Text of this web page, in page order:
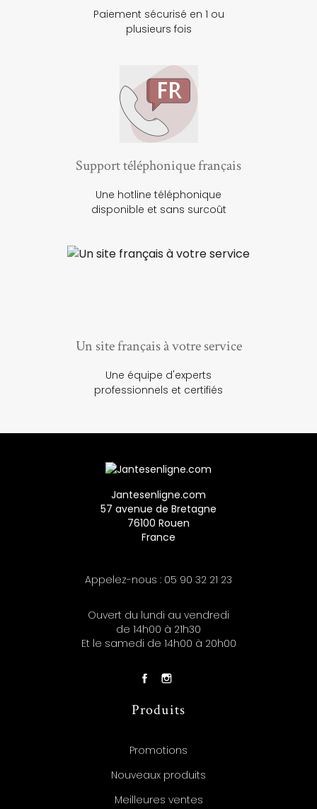
Paiement sécurisé en 1 ou
plusieurs fois
Support téléphonique français
Une hotline téléphonique
disponible et sans surcoût
Un site français à votre service
Une équipe d'experts
professionnels et certifiés
Jantesenligne.com
57 avenue de Bretagne
76100 Rouen
France
Appelez-nous : 05 90 32 21 23
Ouvert du lundi au vendredi
de 14h00 à 21h30
Et le samedi de 14h00 à 20h00
Produits
Promotions
Nouveaux produits
Meilleures ventes